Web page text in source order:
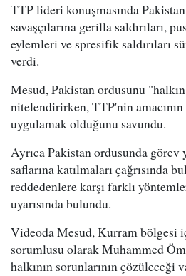
TTP lideri konuşmasında
savaşçılarına gerilla saldırıları,
eylemleri ve spresifik saldırıları
verdi.
Mesud, Pakistan ordusunu
nitelendirirken, TTP'nin
uygulamak olduğunu savundu.
Ayrıca Pakistan ordusunda görev
saflarına katılmaları çağrısında
reddedenlere karşı farklı
uyarısında bulundu.
Videoda Mesud, Kurram bölgesi
sorumlusu olarak Muhammed
halkının sorunlarının çözüleceği